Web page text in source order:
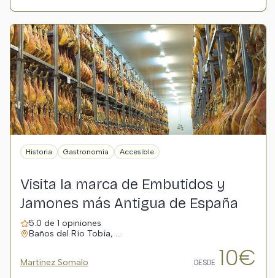
Historia Gastronomía Accesible
Visita la marca de Embutidos y
Jamones más Antigua de España
5.0 de 1 opiniones
Baños del Río Tobía, …
Martínez Somalo DESDE 10€